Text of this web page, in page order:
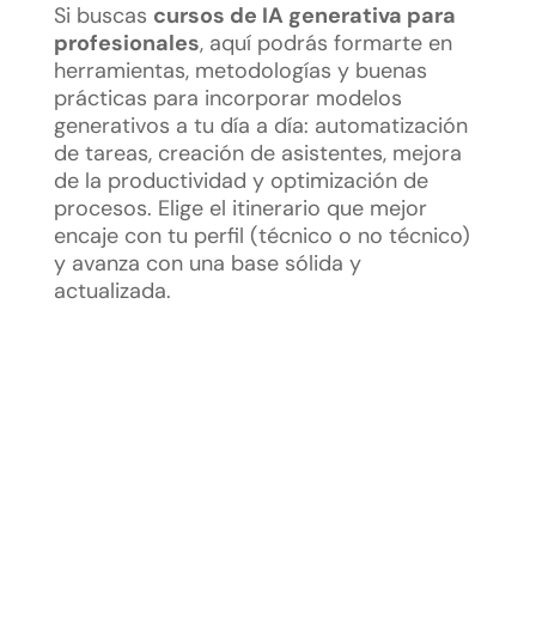
Si buscas cursos de IA generativa para
profesionales, aquí podrás formarte en
herramientas, metodologías y buenas
prácticas para incorporar modelos
generativos a tu día a día: automatización
de tareas, creación de asistentes, mejora
de la productividad y optimización de
procesos. Elige el itinerario que mejor
encaje con tu perfil (técnico o no técnico)
y avanza con una base sólida y
actualizada.